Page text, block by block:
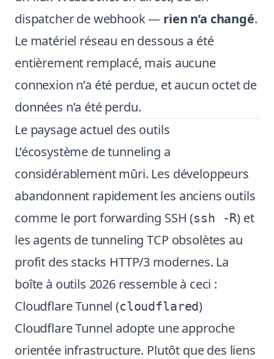
dispatcher de webhook — rien n’a changé.
Le matériel réseau en dessous a été
entièrement remplacé, mais aucune
connexion n’a été perdue, et aucun octet de
données n’a été perdu.
Le paysage actuel des outils
L’écosystème de tunneling a
considérablement mûri. Les développeurs
abandonnent rapidement les anciens outils
comme le port forwarding SSH (ssh -R) et
les agents de tunneling TCP obsolètes au
profit des stacks HTTP/3 modernes. La
boîte à outils 2026 ressemble à ceci :
Cloudflare Tunnel (cloudflared)
Cloudflare Tunnel adopte une approche
orientée infrastructure. Plutôt que des liens